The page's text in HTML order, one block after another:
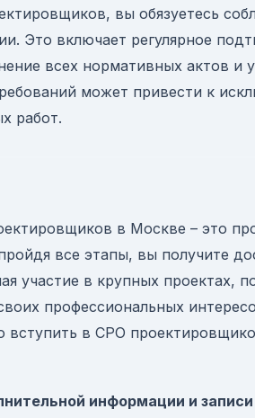
вы обязуетесь
Это включает регулярное
всех нормативных актов и
может привести к
работ.
в Москве – это
все этапы, вы получите
участие в крупных проектах,
профессиональных
в СРО
информации и